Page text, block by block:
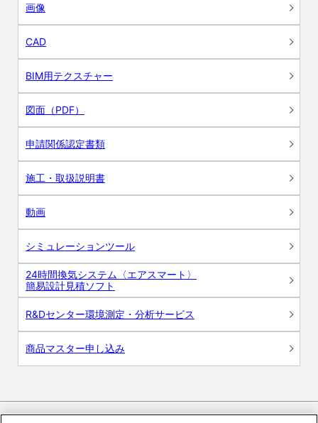
画像
CAD
BIM用テクスチャー
図面（PDF）
申請関係認定書類
施工・取扱説明書
動画
シミュレーションツール
24時間換気システム〈エアスマート〉
簡易設計見積ソフト
R&Dセンター環境測定・分析サービス
商品マスター申し込み